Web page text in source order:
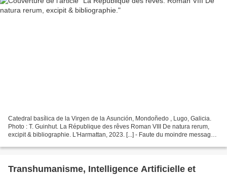
Catedral basílica de la Virgen de la Asunción, Mondoñedo , Lugo, Galicia.
Photo : T. Guinhut. La République des rêves Roman VIII De natura rerum,
excipit & bibliographie. L'Harmattan, 2023. [...] - Faute du moindre message
Transhumanisme, Intelligence Artificielle et